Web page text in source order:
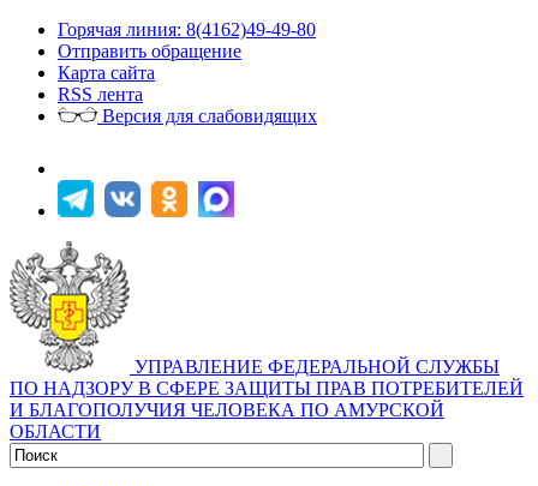
Горячая линия: 8(4162)49-49-80
Отправить обращение
Карта сайта
RSS лента
Версия для слабовидящих
УПРАВЛЕНИЕ ФЕДЕРАЛЬНОЙ СЛУЖБЫ
ПО НАДЗОРУ В СФЕРЕ ЗАЩИТЫ ПРАВ ПОТРЕБИТЕЛЕЙ
И БЛАГОПОЛУЧИЯ ЧЕЛОВЕКА ПО АМУРСКОЙ
ОБЛАСТИ